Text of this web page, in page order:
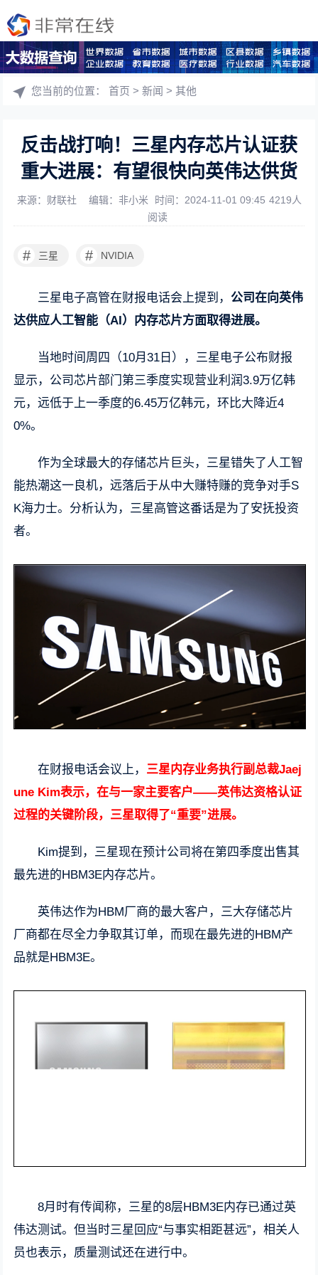
您当前的位置：首页 >新闻 >其他
反击战打响！三星内存芯片认证获
重大进展：有望很快向英伟达供货
来源：财联社 编辑：非小米 时间：2024-11-01 09:45 4219人
阅读
# 三星 # NVIDIA
三星电子高管在财报电话会上提到，公司在向英伟
达供应人工智能（AI）内存芯片方面取得进展。
当地时间周四（10月31日），三星电子公布财报
显示，公司芯片部门第三季度实现营业利润3.9万亿韩
元，远低于上一季度的6.45万亿韩元，环比大降近4
0%。
作为全球最大的存储芯片巨头，三星错失了人工智
能热潮这一良机，远落后于从中大赚特赚的竞争对手S
K海力士。分析认为，三星高管这番话是为了安抚投资
者。
在财报电话会议上， 三星内存业务执行副总裁Jaej
une Kim表示，在与一家主要客户——英伟达资格认证
过程的关键阶段，三星取得了“重要”进展。
Kim提到，三星现在预计公司将在第四季度出售其
最先进的HBM3E内存芯片。
英伟达作为HBM厂商的最大客户，三大存储芯片
厂商都在尽全力争取其订单，而现在最先进的HBM产
品就是HBM3E。
8月时有传闻称，三星的8层HBM3E内存已通过英
伟达测试。但当时三星回应“与事实相距甚远”，相关人
员也表示，质量测试还在进行中。